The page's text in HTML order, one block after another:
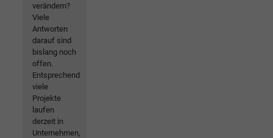
verändern?
Viele
Antworten
darauf sind
bislang noch
offen.
Entsprechend
viele
Projekte
laufen
derzeit in
Unternehmen,